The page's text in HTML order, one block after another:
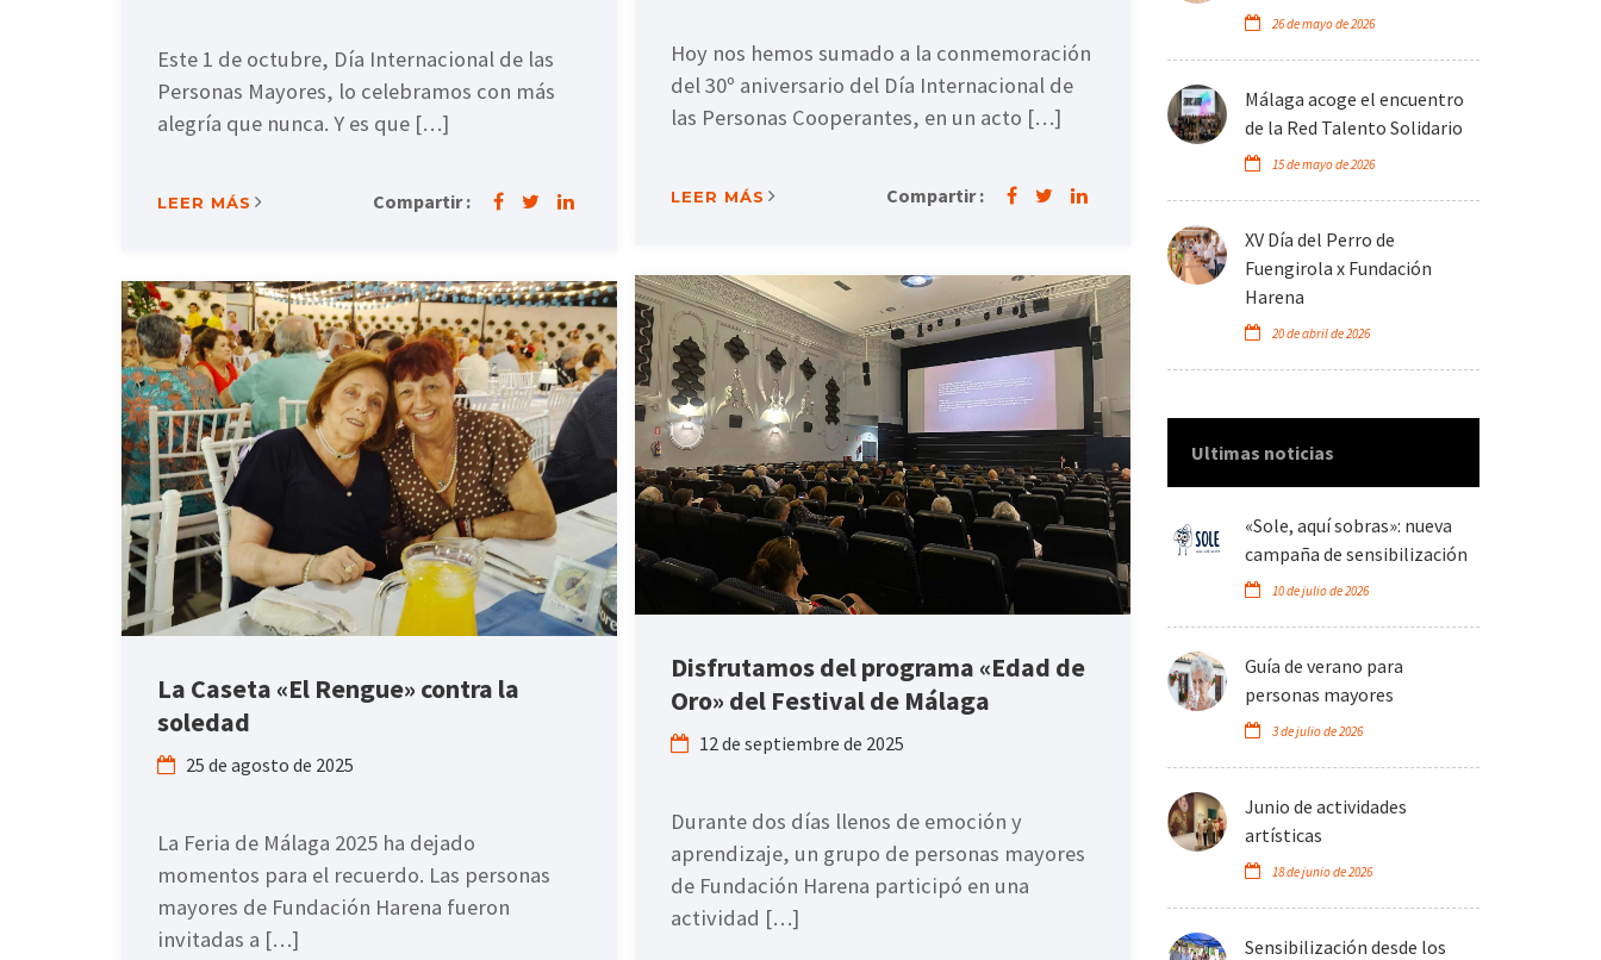
Este 1 de octubre, Día Internacional de las
Personas Mayores, lo celebramos con más
alegría que nunca. Y es que […]
LEER MÁS Compartir :
Hoy nos hemos sumado a la conmemoración
del 30º aniversario del Día Internacional de
las Personas Cooperantes, en un acto […]
LEER MÁS Compartir :
Disfrutamos del programa «Edad de
Oro» del Festival de Málaga
12 de septiembre de 2025
Durante dos días llenos de emoción y
aprendizaje, un grupo de personas mayores
de Fundación Harena participó en una
actividad […]
La Caseta «El Rengue» contra la
soledad
25 de agosto de 2025
La Feria de Málaga 2025 ha dejado
momentos para el recuerdo. Las personas
mayores de Fundación Harena fueron
invitadas a […]
26 de mayo de 2026
Málaga acoge el encuentro
de la Red Talento Solidario
15 de mayo de 2026
XV Día del Perro de
Fuengirola x Fundación
Harena
20 de abril de 2026
Ultimas noticias
«Sole, aquí sobras»: nueva
campaña de sensibilización
10 de julio de 2026
Guía de verano para
personas mayores
3 de julio de 2026
Junio de actividades
artísticas
18 de junio de 2026
Sensibilización desde los